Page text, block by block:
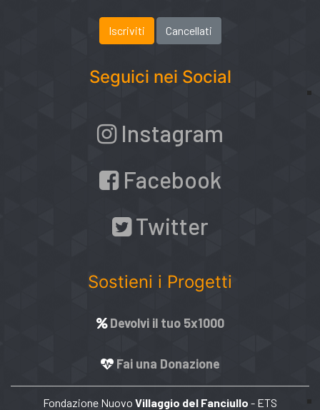
Seguici nei Social
Instagram
Facebook
Twitter
Sostieni i Progetti
Devolvi il tuo 5x1000
Fai una Donazione
Fondazione Nuovo Villaggio del Fanciullo - ETS